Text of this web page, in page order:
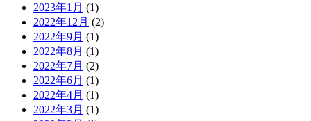
2023年1月 (1)
2022年12月 (2)
2022年9月 (1)
2022年8月 (1)
2022年7月 (2)
2022年6月 (1)
2022年4月 (1)
2022年3月 (1)